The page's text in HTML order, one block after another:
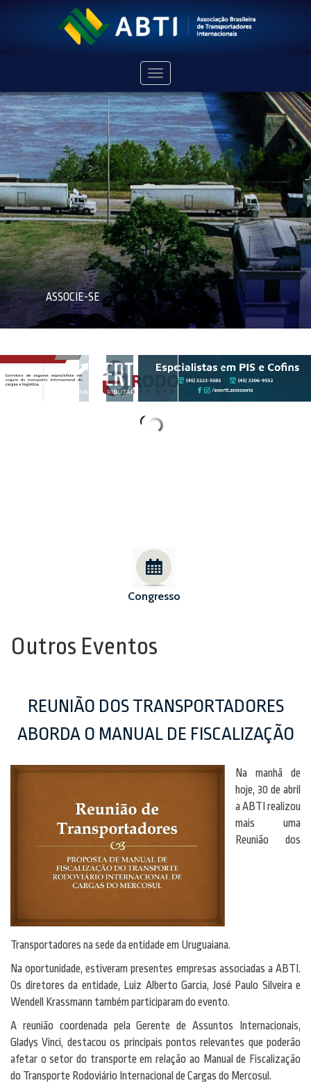
Navegação
ASSOCIE-SE
Congresso
Outros Eventos
REUNIÃO DOS TRANSPORTADORES
ABORDA O MANUAL DE FISCALIZAÇÃO
Na manhã de
hoje, 30 de abril
a ABTI realizou
mais uma
Reunião dos
Transportadores na sede da entidade em Uruguaiana.
Na oportunidade, estiveram presentes empresas associadas a ABTI.
Os diretores da entidade, Luiz Alberto Garcia, José Paulo Silveira e
Wendell Krassmann também participaram do evento.
A reunião coordenada pela Gerente de Assuntos Internacionais,
Gladys Vinci, destacou os principais pontos relevantes que poderão
afetar o setor do transporte em relação ao Manual de Fiscalização
do Transporte Rodoviário Internacional de Cargas do Mercosul.